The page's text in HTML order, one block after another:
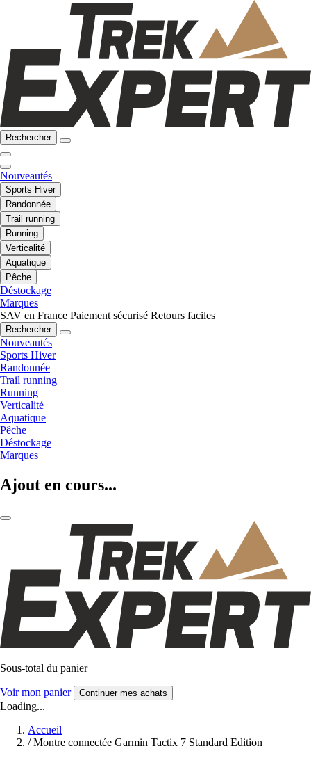
Rechercher
Nouveautés
Sports Hiver
Randonnée
Trail running
Running
Verticalité
Aquatique
Pêche
Déstockage
Marques
SAV en France Paiement sécurisé Retours faciles
Rechercher
Nouveautés
Sports Hiver
Randonnée
Trail running
Running
Verticalité
Aquatique
Pêche
Déstockage
Marques
Ajout en cours...
Sous-total du panier
Voir mon panier Continuer mes achats
Loading...
Accueil
/ Montre connectée Garmin Tactix 7 Standard Edition